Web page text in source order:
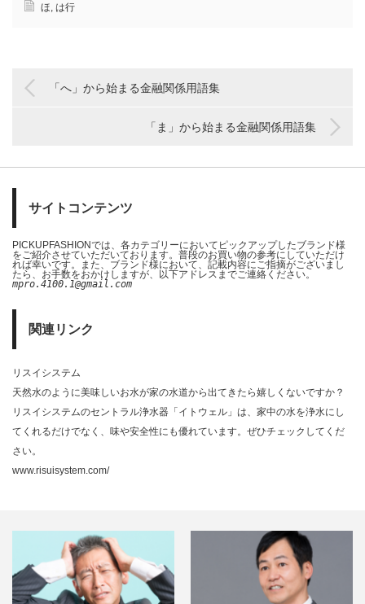
ほ, は行
「へ」から始まる金融関係用語集
「ま」から始まる金融関係用語集
サイトコンテンツ
PICKUPFASHIONでは、各カテゴリーにおいてピックアップしたブランド様
をご紹介させていただいております。普段のお買い物の参考にしていただけ
れば幸いです。また、ブランド様において、記載内容にご指摘がございまし
たら、お手数をおかけしますが、以下アドレスまでご連絡ください。
mpro.4100.1@gmail.com
関連リンク
リスイシステム
天然水のように美味しいお水が家の水道から出てきたら嬉しくないですか？
リスイシステムのセントラル浄水器「イトウェル」は、家中の水を浄水にし
てくれるだけでなく、味や安全性にも優れています。ぜひチェックしてくだ
さい。
www.risuisystem.com/